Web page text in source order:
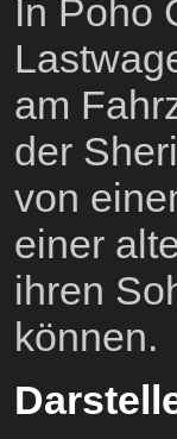
In Poho
am
der
von
einer
ihren
können.